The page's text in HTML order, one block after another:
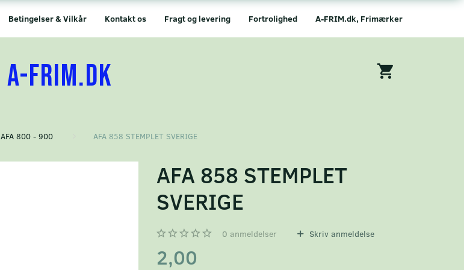
A-FRIM.dk, Frimærker
Fortrolighed
Fragt og levering
Kontakt os
Betingelser & Vilkår
A-FRIM.DK
AFA 800 - 900 AFA 858 STEMPLET SVERIGE
AFA 858 STEMPLET
SVERIGE
0 anmeldelser Skriv anmeldelse
2,00